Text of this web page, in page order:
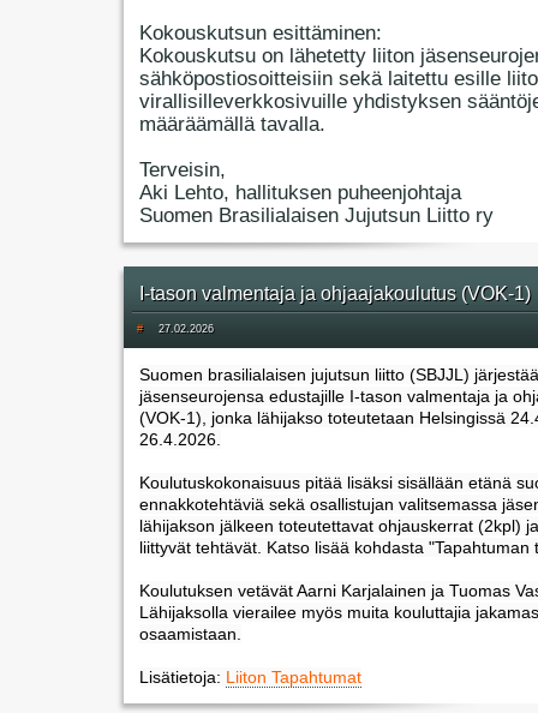
Kokouskutsun esittäminen:
Kokouskutsu on lähetetty liiton
sähköpostiosoitteisiin sekä laitettu esille
virallisilleverkkosivuille yhdistyksen
määräämällä tavalla.
Terveisin,
Aki Lehto, hallituksen puheenjohtaja
Suomen Brasilialaisen Jujutsun Liitto ry
I-tason valmentaja ja ohjaajakoulutus (VOK-1)
# 27.02.2026
Suomen brasilialaisen jujutsun liitto (SBJJL) järjestää
jäsenseurojensa edustajille I-tason valmentaja ja
(VOK-1), jonka lähijakso toteutetaan Helsingissä
26.4.2026.
Koulutuskokonaisuus pitää lisäksi sisällään etänä
ennakkotehtäviä sekä osallistujan valitsemassa
lähijakson jälkeen toteutettavat ohjauskerrat (2kpl)
liittyvät tehtävät. Katso lisää kohdasta "Tapahtuman
Koulutuksen vetävät Aarni Karjalainen ja Tuomas
Lähijaksolla vierailee myös muita kouluttajia
osaamistaan.
Lisätietoja: Liiton Tapahtumat